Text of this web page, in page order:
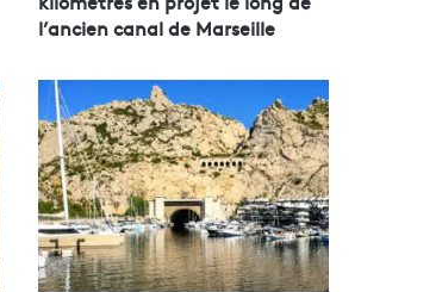
l’ancien canal de Marseille